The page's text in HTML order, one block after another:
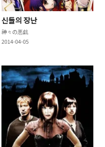
신들의 장난
神々の悪戯
2014-04-05